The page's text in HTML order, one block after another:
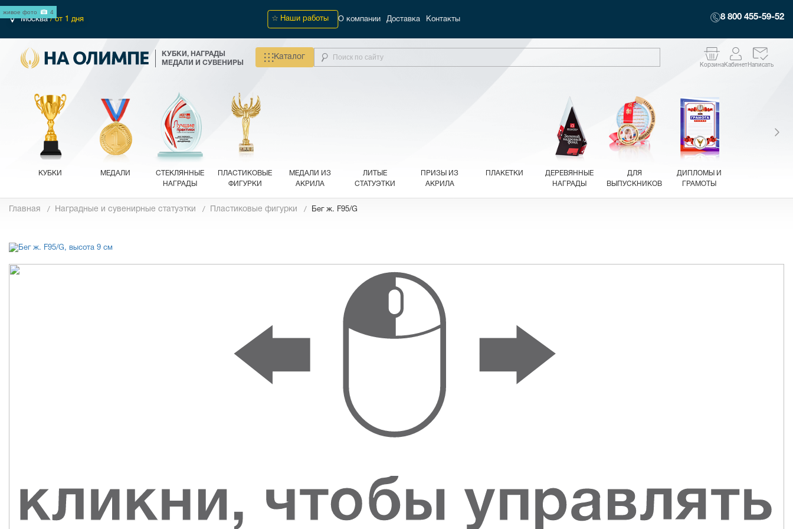
Москва/ от 1 дня Наши работы О компании Доставка Контакты 8 800 455-59-52
КУБКИ, НАГРАДЫ
МЕДАЛИ И СУВЕНИРЫ
Каталог
КорзинаКабинетНаписать
КУБКИ МЕДАЛИ
СТЕКЛЯННЫЕ
НАГРАДЫ
ПЛАСТИКОВЫЕ
ФИГУРКИ
МЕДАЛИ ИЗ
АКРИЛА
ЛИТЫЕ
СТАТУЭТКИ
ПРИЗЫ ИЗ
АКРИЛА
ПЛАКЕТКИ
ДЕРЕВЯННЫЕ
НАГРАДЫ
ДЛЯ
ВЫПУСКНИКОВ
ДИПЛОМЫ И
ГРАМОТЫ
Главная Наградные и сувенирные статуэтки Пластиковые фигурки Бег ж. F95/G
живое фото 4